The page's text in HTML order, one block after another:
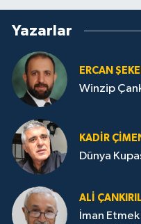
Yazarlar
ERCAN
Winzip
KADIR
Dünya
ALI ÇANKIRILI
İman